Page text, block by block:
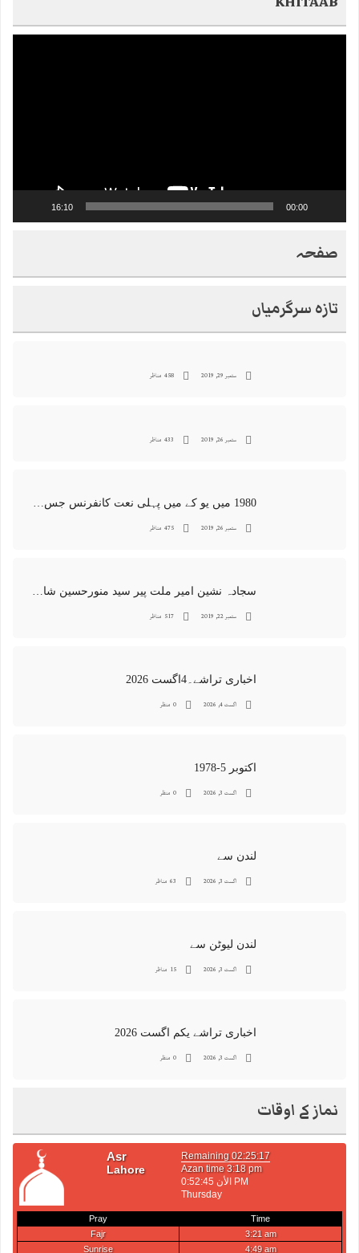
00:00
16:10
صفحہ
تازہ سرگرمیاں
ستمبر 29, 2019 458 مناظر
ستمبر 26, 2019 433 مناظر
ستمبر 26, 2019 475 مناظر
ستمبر 22, 2019 517 مناظر
اخباری تراشے۔4اگست 2026
اگست 4, 2026 0 منظر
اکتوبر 5-1978
اگست 3, 2026 0 منظر
لندن سے
اگست 3, 2026 63 مناظر
لندن لیوٹن سے
اگست 3, 2026 15 مناظر
اخباری تراشے یکم اگست 2026
اگست 3, 2026 0 منظر
نماز کے اوقات